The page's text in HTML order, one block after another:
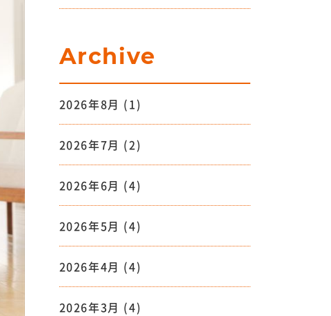
Archive
2026年8月 (1)
2026年7月 (2)
2026年6月 (4)
2026年5月 (4)
2026年4月 (4)
2026年3月 (4)